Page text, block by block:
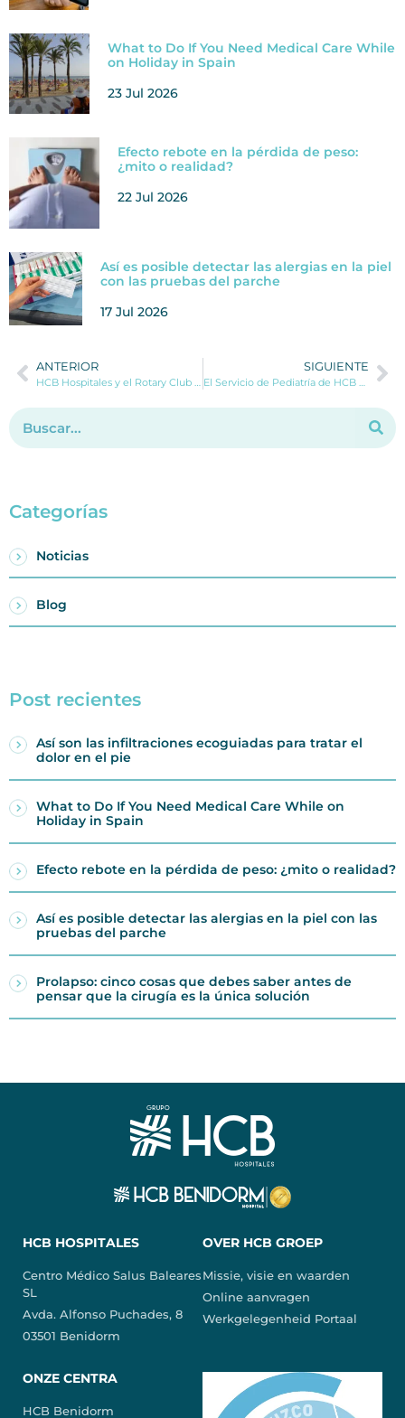
What to Do If You Need Medical Care While
on Holiday in Spain
23 Jul 2026
Efecto rebote en la pérdida de peso:
¿mito o realidad?
22 Jul 2026
Así es posible detectar las alergias en la piel
con las pruebas del parche
17 Jul 2026
ANTERIOR SIGUIENTE
Categorías
Noticias
Blog
Post recientes
Así son las infiltraciones ecoguiadas para tratar el
dolor en el pie
What to Do If You Need Medical Care While on
Holiday in Spain
Efecto rebote en la pérdida de peso: ¿mito o realidad?
Así es posible detectar las alergias en la piel con las
pruebas del parche
Prolapso: cinco cosas que debes saber antes de
pensar que la cirugía es la única solución
HCB HOSPITALES
Centro Médico Salus Baleares
SL
Avda. Alfonso Puchades, 8
03501 Benidorm
OVER HCB GROEP
Missie, visie en waarden
Online aanvragen
Werkgelegenheid Portaal
ONZE CENTRA
HCB Benidorm